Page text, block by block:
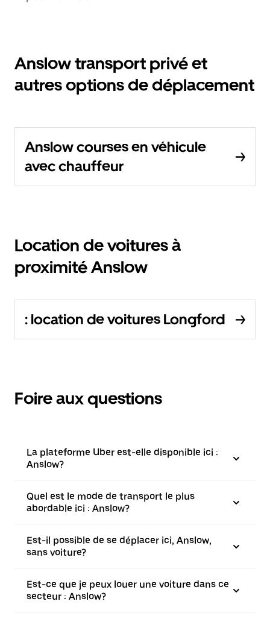
Anslow transport privé et
autres options de déplacement
Anslow courses en véhicule
avec chauffeur
Location de voitures à
proximité Anslow
: location de voitures Longford
Foire aux questions
La plateforme Uber est-elle disponible ici :
Anslow?
Quel est le mode de transport le plus
abordable ici : Anslow?
Est-il possible de se déplacer ici, Anslow,
sans voiture?
Est-ce que je peux louer une voiture dans ce
secteur : Anslow?